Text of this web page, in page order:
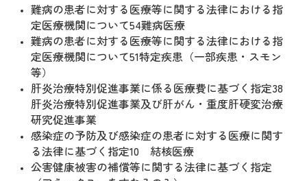
難病の患者に対する医療等に関する法律における指
定医療機関について54難病医療
難病の患者に対する医療等に関する法律における指
定医療機関について51特定疾患（一部疾患・スモン
等）
肝炎治療特別促進事業に係る医療費に基づく指定38
肝炎治療特別促進事業及び肝がん・重度肝硬変治療
研究促進事業
感染症の予防及び感染症の患者に対する医療に関す
る法律に基づく指定10 結核医療
公害健康被害の補償等に関する法律に基づく指定